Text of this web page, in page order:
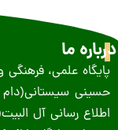
درباره ما
پایگاه علمی،
اطلاع رسانی آل